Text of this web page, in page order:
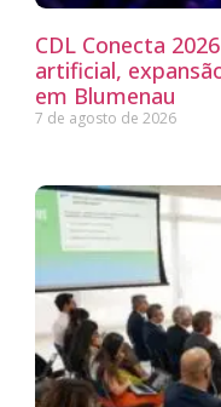
CDL Conecta
artificial,
em Blumenau
7 de agosto de 2026